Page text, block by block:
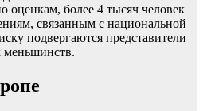
более 4 тысяч человек
связанным с национальной
подвергаются представители
меньшинств.